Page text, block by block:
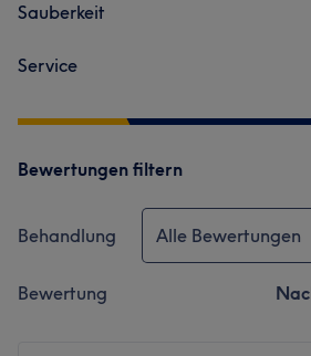
Sauberkeit
Service
Bewertungen filtern
Behandlung Alle Bewertungen
Bewertung